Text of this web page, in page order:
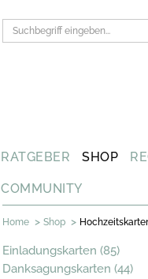
RATGEBER SHOP
COMMUNITY
Home > Shop >
Einladungskarten (85)
Danksagungskarten (44)